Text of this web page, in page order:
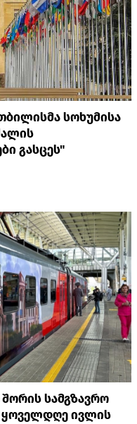
სოხუმისა
გასცეს"
სამგზავრო
ყოველდღე ივლის